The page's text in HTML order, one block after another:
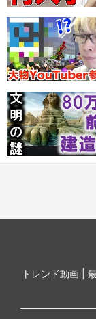
トレンド動画 |